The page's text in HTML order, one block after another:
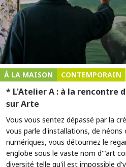
À LA MAISON CONTEMPORAIN
* L'Atelier A : à la rencontre
sur Arte
Vous vous sentez dépassé par la
vous parle d'installations, de néons
numériques, vous détournez le
englobe sous le vaste nom d'"art
diversité telle qu'il est impossible